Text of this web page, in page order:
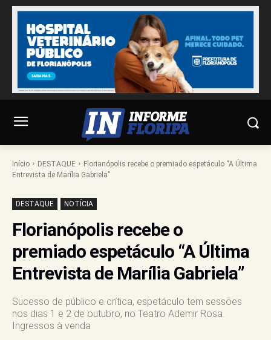
Início DESTAQUE
Florianópolis recebe o premiado espetáculo “A Última
Entrevista de Marília Gabriela”
DESTAQUE NOTÍCIA
Florianópolis recebe o
premiado espetáculo “A Última
Entrevista de Marília Gabriela”
Sucesso de público e crítica, espetáculo tem sessões
nos dias 1 e 2 de outubro, no Teatro Ademir Rosa.
Ingressos à venda